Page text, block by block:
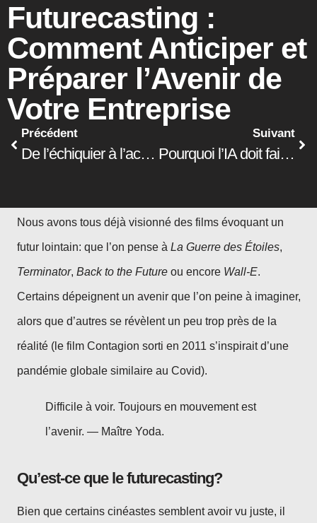
Futurecasting :
Comment Anticiper et
Préparer l’Avenir de
Votre Entreprise
Précédent
De l’échiquier à l’action : redéfinir la planification stratégique
Suivant
Pourquoi l’IA doit faire partie de votre stratégie d’entreprise
Nous avons tous déjà visionné des films évoquant un
futur lointain: que l’on pense à La Guerre des Étoiles,
Terminator, Back to the Future ou encore Wall-E.
Certains dépeignent un avenir que l’on peine à imaginer,
alors que d’autres se révèlent un peu trop près de la
réalité (le film Contagion sorti en 2011 s’inspirait d’une
pandémie globale similaire au Covid).
Difficile à voir. Toujours en mouvement est
l’avenir. — Maître Yoda.
Qu’est-ce que le futurecasting?
Bien que certains cinéastes semblent avoir vu juste, il